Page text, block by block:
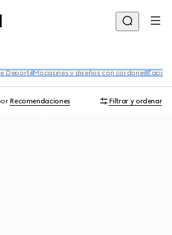
DeporteMocasines y diseños con cordones
Recomendaciones Filtrar y ordenar